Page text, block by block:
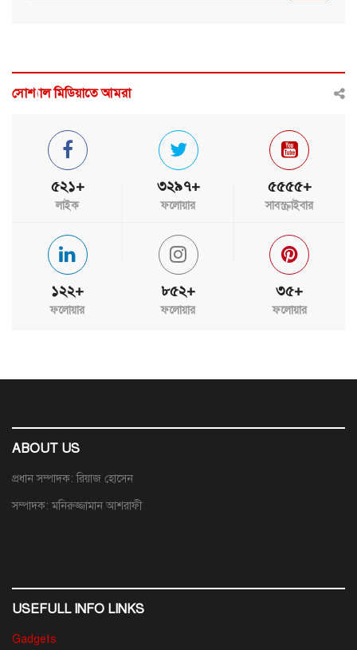
সোশ্যাল মিডিয়াতে আমরা
৫২১+
লাইক
৩২৯৭+
ফলোয়ার
৫৫৫৫+
সাবস্ক্রাইবার
১২২+
ফলোয়ার
৮৫২+
ফলোয়ার
৩৫+
ফলোয়ার
ABOUT US
প্রধান সম্পাদক: রিয়াজ হোসেন
সম্পাদক: মনিরুজ্জামান আশরাফী
USEFULL INFO LINKS
Gadgets